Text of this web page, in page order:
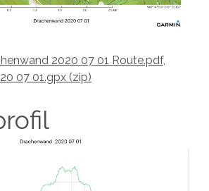
2020 07 01 Route.pdf,
07 01.gpx (zip)